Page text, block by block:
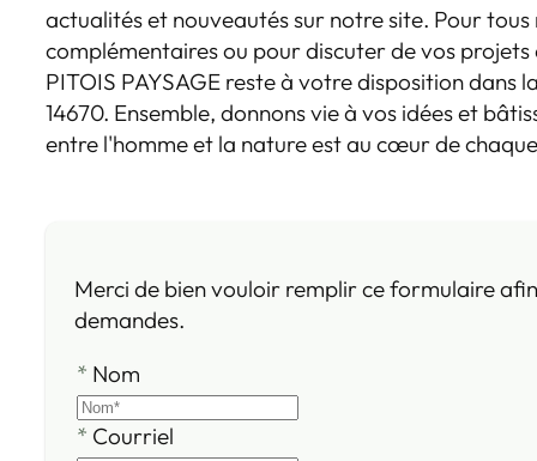
actualités et nouveautés sur notre site. Pour tous
complémentaires ou pour discuter de vos
PITOIS PAYSAGE reste à votre disposition dans
14670. Ensemble, donnons vie à vos idées et
entre l'homme et la nature est au cœur de
Merci de bien vouloir remplir ce formulaire
demandes.
* Nom
* Courriel